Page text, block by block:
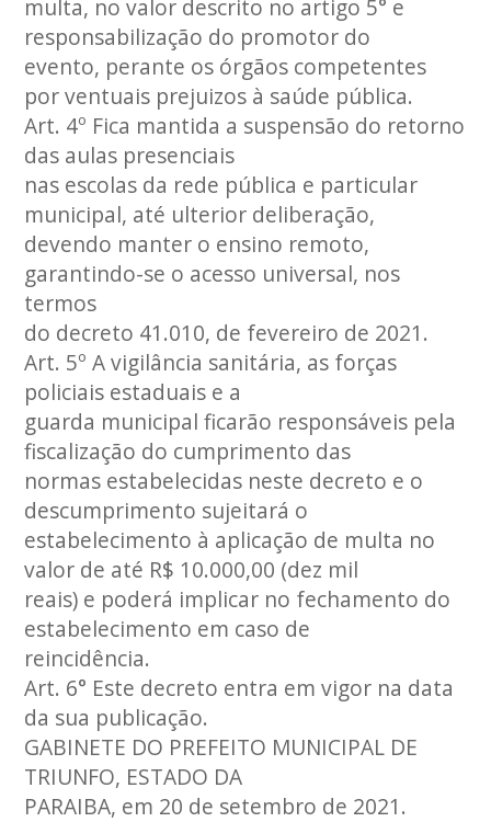
multa, no valor descrito no artigo 5° e
responsabilização do promotor do
evento, perante os órgãos competentes
por ventuais prejuizos à saúde pública.
Art. 4º Fica mantida a suspensão do retorno
das aulas presenciais
nas escolas da rede pública e particular
municipal, até ulterior deliberação,
devendo manter o ensino remoto,
garantindo-se o acesso universal, nos
termos
do decreto 41.010, de fevereiro de 2021.
Art. 5º A vigilância sanitária, as forças
policiais estaduais e a
guarda municipal ficarão responsáveis pela
fiscalização do cumprimento das
normas estabelecidas neste decreto e o
descumprimento sujeitará o
estabelecimento à aplicação de multa no
valor de até R$ 10.000,00 (dez mil
reais) e poderá implicar no fechamento do
estabelecimento em caso de
reincidência.
Art. 6° Este decreto entra em vigor na data
da sua publicação.
GABINETE DO PREFEITO MUNICIPAL DE
TRIUNFO, ESTADO DA
PARAIBA, em 20 de setembro de 2021.